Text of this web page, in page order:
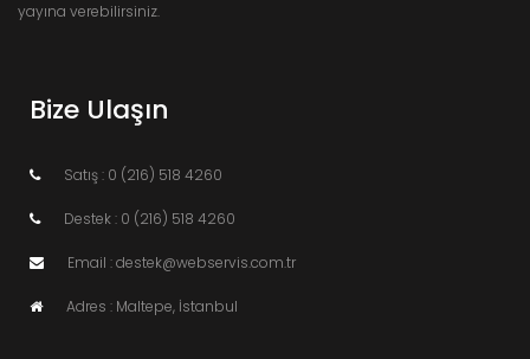
yayına verebilirsiniz.
Bize Ulaşın
Satış : 0 (216) 518 4260
Destek : 0 (216) 518 4260
Email : destek@webservis.com.tr
Adres : Maltepe, İstanbul